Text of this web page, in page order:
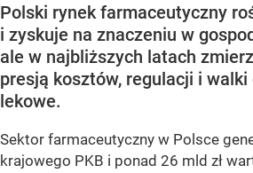
Polski rynek farmaceutyczny
i zyskuje na znaczeniu w
ale w najbliższych latach
presją kosztów, regulacji i
lekowe.
Sektor farmaceutyczny w Polsce
krajowego PKB i ponad 26 mld zł